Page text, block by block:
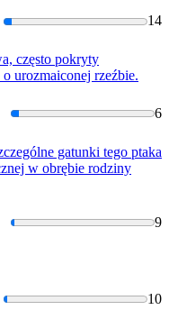
14
często pokryty
urozmaiconej rzeźbie.
6
gatunki tego ptaka
w obrębie rodziny
9
10